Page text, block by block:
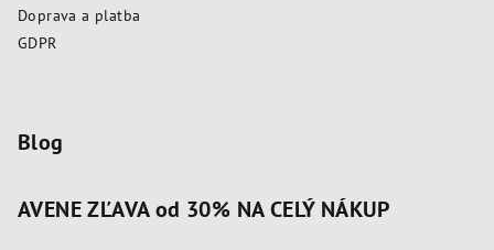
i
Doprava a platba
GDPR
Blog
AVENE ZĽAVA od 30% NA CELÝ NÁKUP